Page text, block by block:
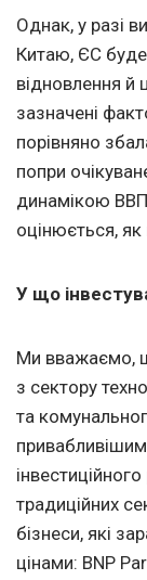
Однак, у разі
Китаю, ЄС буде
відновлення й
зазначені
порівняно
попри
динамікою
оцінюється, як
У що
Ми вважаємо,
з сектору
та
традиційних
бізнеси, які
цінами: BNP